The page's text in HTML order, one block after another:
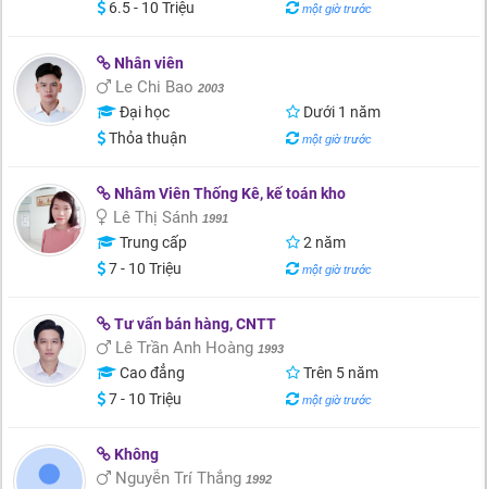
6.5 - 10 Triệu một giờ trước
Nhân viên
Le Chi Bao 2003
Đại học
Dưới 1 năm
Thỏa thuận
một giờ trước
Nhâm Viên Thống Kê, kế toán kho
Lê Thị Sánh 1991
Trung cấp
2 năm
7 - 10 Triệu
một giờ trước
Tư vấn bán hàng, CNTT
Lê Trần Anh Hoàng 1993
Cao đẳng
Trên 5 năm
7 - 10 Triệu
một giờ trước
Không
Nguyễn Trí Thắng 1992